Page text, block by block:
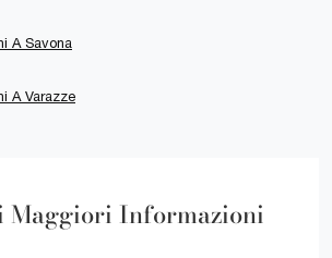
A Savona
A Varazze
Maggiori Informazioni